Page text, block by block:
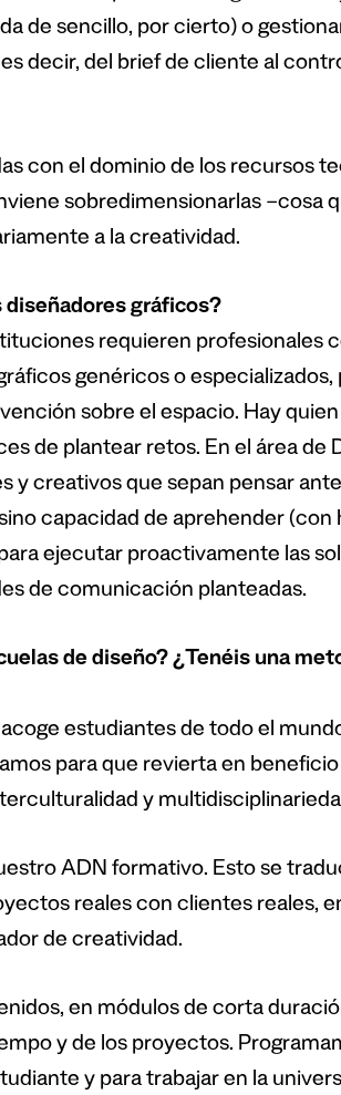
de sencillo, por cierto) o
decir, del brief de cliente al
con el dominio de los recursos
sobredimensionarlas –cosa
a la creatividad.
diseñadores gráficos?
requieren profesionales
genéricos o especializados,
sobre el espacio. Hay
de plantear retos. En el área de
y creativos que sepan pensar
capacidad de aprehender (con
ejecutar proactivamente las
de comunicación planteadas.
de diseño? ¿Tenéis una
estudiantes de todo el
para que revierta en
y
ADN formativo. Esto se
reales con clientes reales,
de creatividad.
en módulos de corta
y de los proyectos.
y para trabajar en la